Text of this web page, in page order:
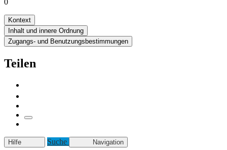
Kontext
Inhalt und innere Ordnung
Zugangs- und Benutzungsbestimmungen
Teilen
Hilfe Suche Navigation